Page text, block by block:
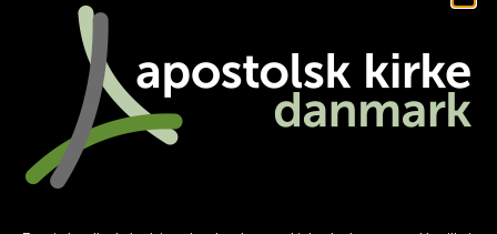
kh@kirkeibyen.dk
Facebook Twitter LinkedIn